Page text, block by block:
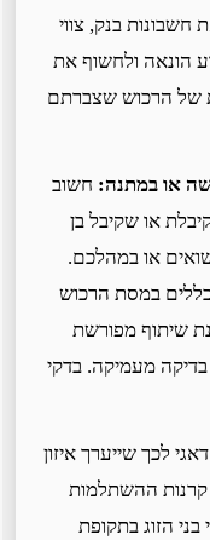
בנק, צווי
הונאה ולחשוף את
של הרכוש שצברתם
או במתנה:חשוב
או שקיבל בן
או במהלכם.
במסת הרכוש
שיתוף מפורשת
מעמיקה. בדקי
לכך שייערך איזון
קרנות ההשתלמות
הזוג בתקופת